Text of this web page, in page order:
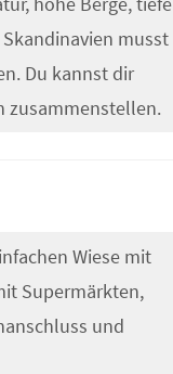
musst
Du kannst dir
zusammenstellen.
Wiese mit
Supermärkten,
und